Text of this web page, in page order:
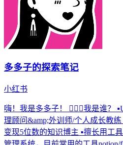
多多子的探索笔记
小红书
嗨！我是多多子！ 🤹🏻‍♀️我是谁？
理顾问&amp;外训师/个人成长教
变现5位数的知识博主 ▪︎擅长用工